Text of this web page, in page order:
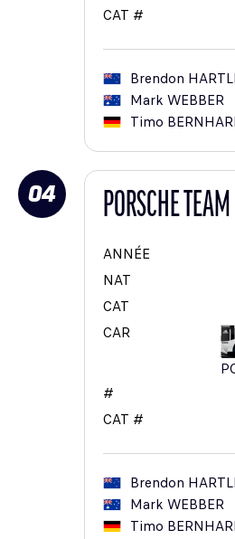
CAT #
Brendon
Mark WEBBER
Timo
04 PORSCHE TEAM
ANNÉE
NAT
CAT
CAR
#
CAT #
Brendon
Mark WEBBER
Timo